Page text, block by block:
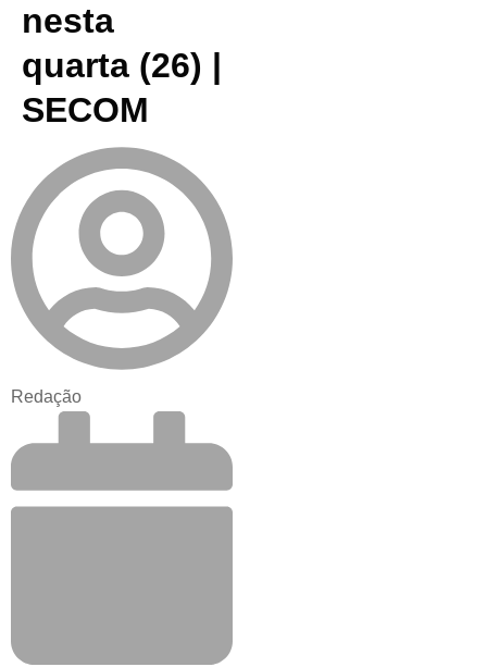
nesta
quarta (26) |
SECOM
Redação